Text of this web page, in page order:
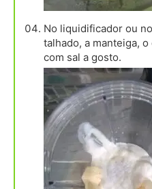
No liquidificador ou
talhado, a manteiga,
com sal a gosto.